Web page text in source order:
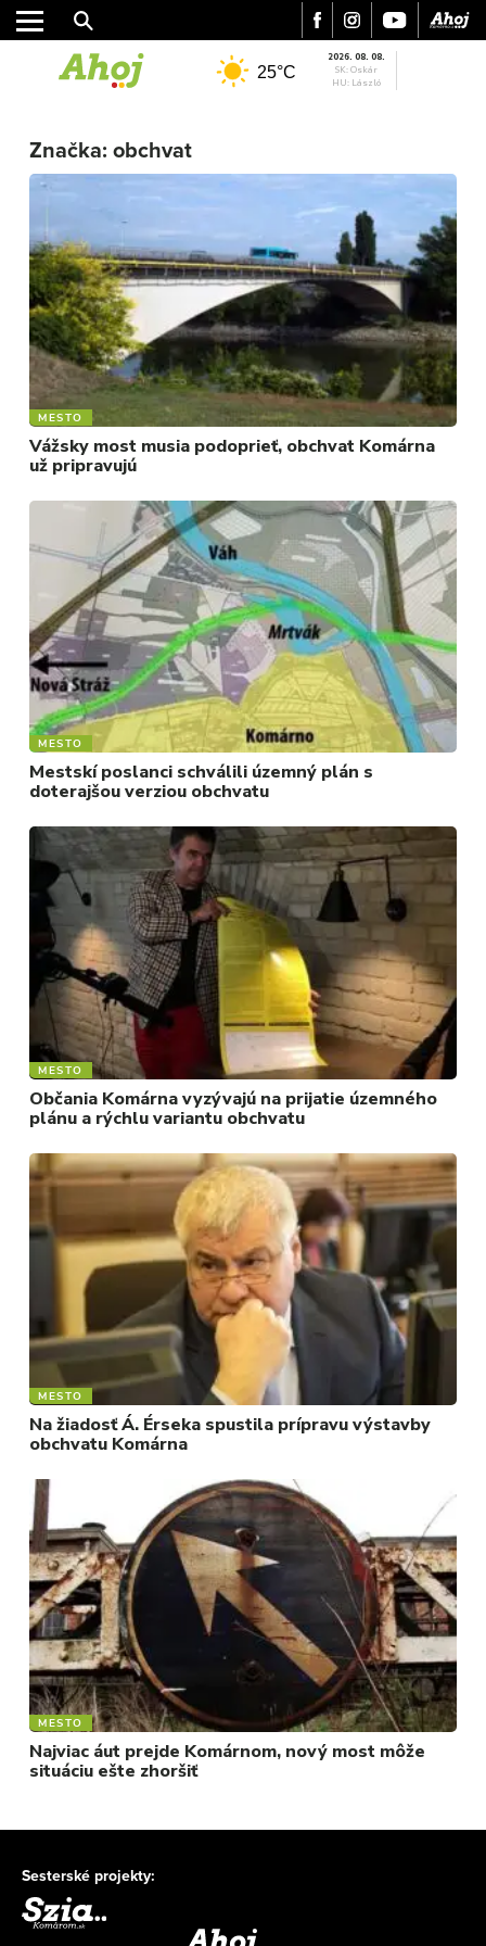
REGIÓN
ŠPORT
KULTÚRA
FOTKY
VIDEO
MIX
25°C
2026. 08. 08.
SK: Oskár
HU: László
Značka: obchvat
MESTO
Vážsky most musia podoprieť, obchvat Komárna
už pripravujú
MESTO
Mestskí poslanci schválili územný plán s
doterajšou verziou obchvatu
MESTO
Občania Komárna vyzývajú na prijatie územného
plánu a rýchlu variantu obchvatu
MESTO
Na žiadosť Á. Érseka spustila prípravu výstavby
obchvatu Komárna
MESTO
Najviac áut prejde Komárnom, nový most môže
situáciu ešte zhoršiť
Sesterské projekty: